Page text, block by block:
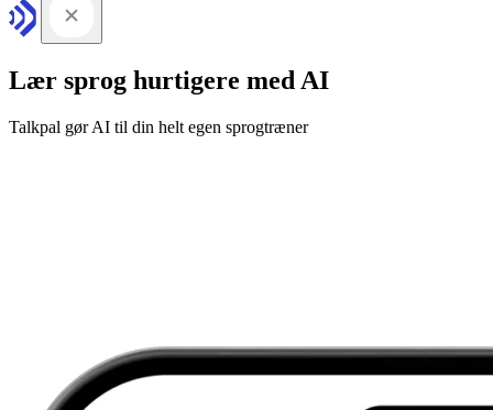
Lær sprog hurtigere med AI
Talkpal gør AI til din helt egen sprogtræner